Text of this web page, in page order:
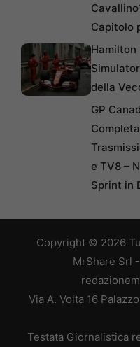
Capitolo
Hamilton
della
GP
e TV8 –
Sprint in
Copyright © 2026
MrShare Srl
Via A. Volta 16
Testata Giornalistica